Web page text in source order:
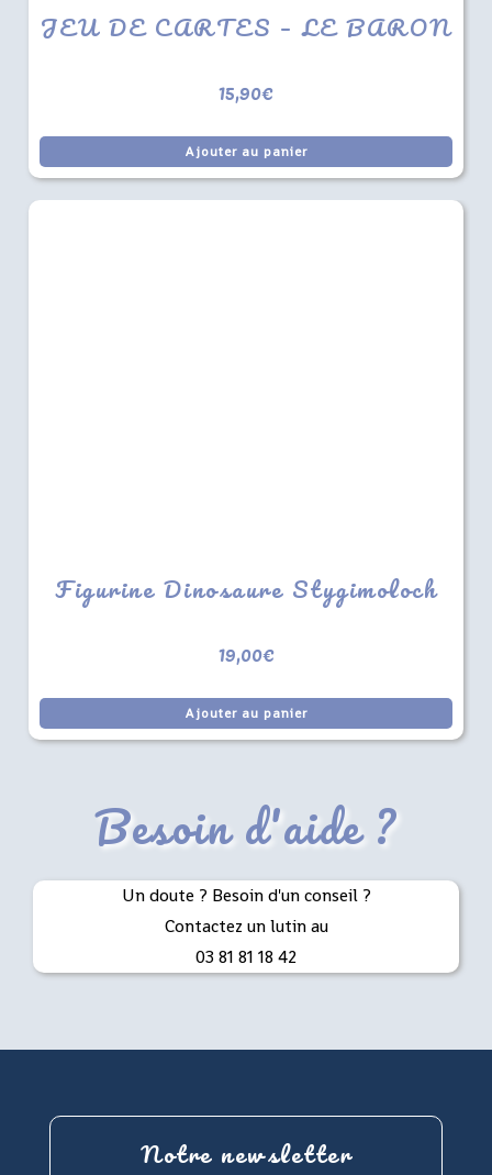
JEU DE CARTES – LE BARON
15,90€
Ajouter au panier
Figurine Dinosaure Stygimoloch
19,00€
Ajouter au panier
Besoin d'aide ?
Un doute ? Besoin d'un conseil ?
Contactez un lutin au
03 81 81 18 42
Notre newsletter